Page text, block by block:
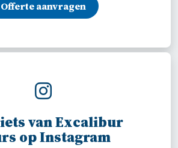
Offerte aanvragen
van Excalibur
op Instagram